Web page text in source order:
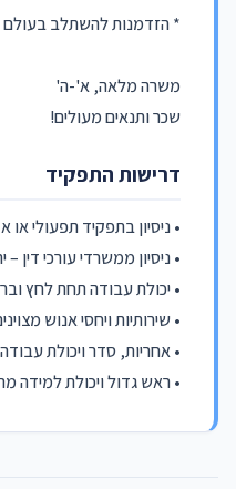
* הזדמנות להשתלב
משרה מלאה, א'-ה'
שכר ותנאים מעולים!
דרישות התפקיד
• ניסיון בתפקיד תפעולי או
• ניסיון ממשרדי עורכי דין
• יכולת עבודה תחת לחץ
• שירותיות ויחסי אנוש
• אחריות, סדר ויכולת
• ראש גדול ויכולת למידה